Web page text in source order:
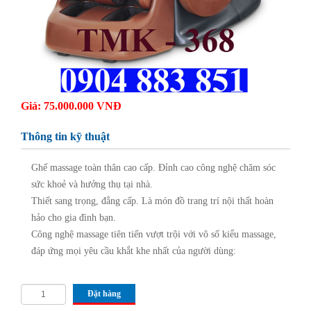
Giá: 75.000.000 VNĐ
Thông tin kỹ thuật
Ghế massage toàn thân cao cấp. Đỉnh cao công nghệ chăm sóc
sức khoẻ và hưởng thụ tại nhà.
Thiết sang trọng, đẳng cấp. Là món đồ trang trí nội thất hoàn
hảo cho gia đình bạn.
Công nghệ massage tiên tiến vượt trội với vô số kiểu massage,
đáp ứng mọi yêu cầu khắt khe nhất của người dùng:
Đặt hàng